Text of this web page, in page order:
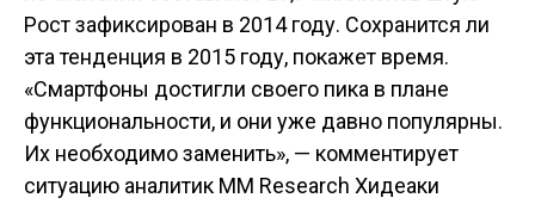
Рост зафиксирован в 2014 году. Сохранится ли
эта тенденция в 2015 году, покажет время.
«Смартфоны достигли своего пика в плане
функциональности, и они уже давно популярны.
Их необходимо заменить», — комментирует
ситуацию аналитик MM Research Хидеаки